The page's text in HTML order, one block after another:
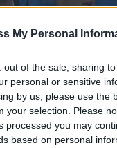
My Personal
out of the sale, sharing
personal or sensitive
by us, please use the
your selection. Please
processed you may
based on personal